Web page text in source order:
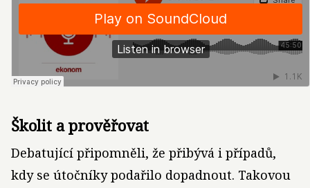
Školit a prověřovat
Debatující připomněli, že přibývá i případů,
kdy se útočníky podařilo dopadnout. Takovou